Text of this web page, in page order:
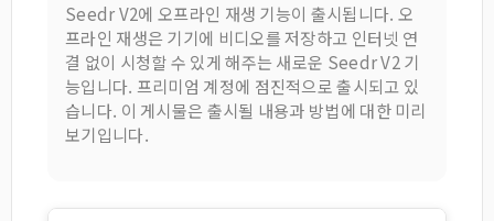
Seedr V2에 오프라인 재생 기능이 출시됩니다. 오
프라인 재생은 기기에 비디오를 저장하고 인터넷 연
결 없이 시청할 수 있게 해주는 새로운 Seedr V2 기
능입니다. 프리미엄 계정에 점진적으로 출시되고 있
습니다. 이 게시물은 출시될 내용과 방법에 대한 미리
보기입니다.